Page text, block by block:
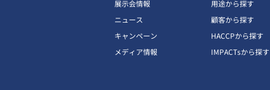
展示会情報
ニュース
キャンペーン
メディア情報
用途から探す
顧客から探す
HACCPから探す
IMPACTsから探す